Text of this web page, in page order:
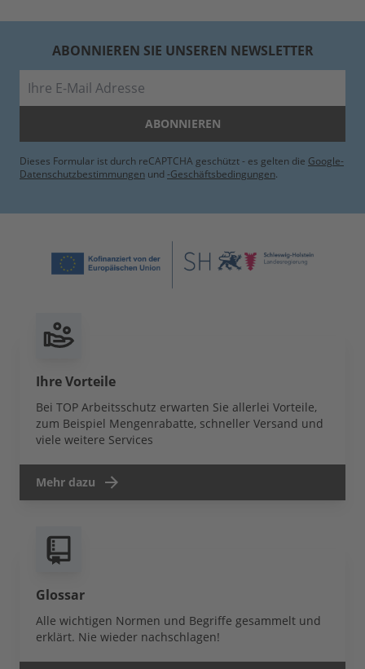
ABONNIEREN SIE UNSEREN NEWSLETTER
ABONNIEREN
Dieses Formular ist durch reCAPTCHA geschützt - es gelten die Google-
Datenschutzbestimmungen und -Geschäftsbedingungen.
Ihre Vorteile
Bei TOP Arbeitsschutz erwarten Sie allerlei Vorteile,
zum Beispiel Mengenrabatte, schneller Versand und
viele weitere Services
Mehr dazu
Glossar
Alle wichtigen Normen und Begriffe gesammelt und
erklärt. Nie wieder nachschlagen!